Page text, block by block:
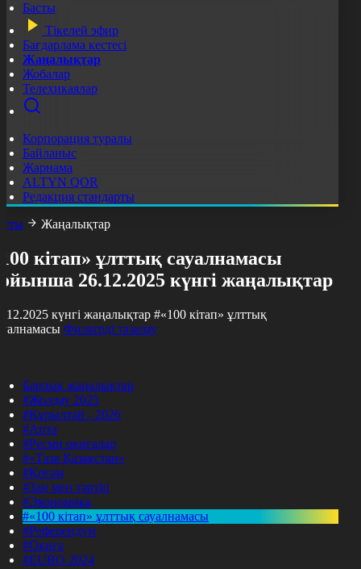
Басты
Тікелей эфир
Бағдарлама кестесі
Жаңалықтар
Жобалар
Телехикаялар
Корпорация туралы
Байланыс
Жарнама
ALTYN QOR
Редакция стандарты
Жаңалықтар
кітап» ұлттық сауалнамасы
26.12.2025 күнгі жаңалықтар
күнгі жаңалықтар #«100 кітап» ұлттық
Фильтрді тазалау
Барлық жаңалықтар
#Жолдау 2025
#Құрылтай - 2026
#Апта
#Ресми оқиғалар
#«Таза Қазақстан»
#Қоғам
#Заң мен тәртіп
#Экономика
#«100 кітап» ұлттық сауалнамасы
#Референдум
#Оқиға
#EURO 2024